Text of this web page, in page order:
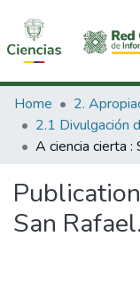
Communities &
All of DSpace
Home
A ciencia cierta :
San Rafael.